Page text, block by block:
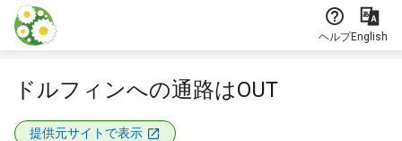
本文に飛ぶ
ヘルプEnglish
ドルフィンへの通路はOUT
提供元サイトで表示